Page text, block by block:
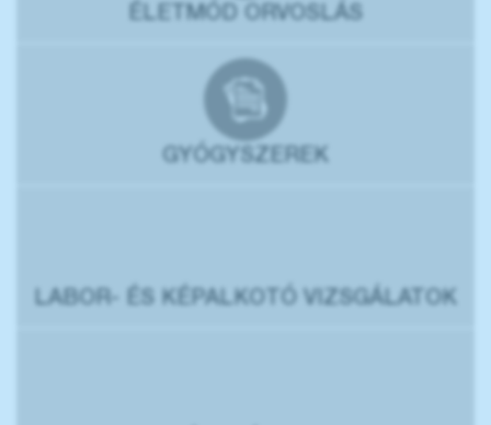
ÉLETMÓD ORVOSLÁS
GYÓGYSZEREK
LABOR- ÉS KÉPALKOTÓ VIZSGÁLATOK